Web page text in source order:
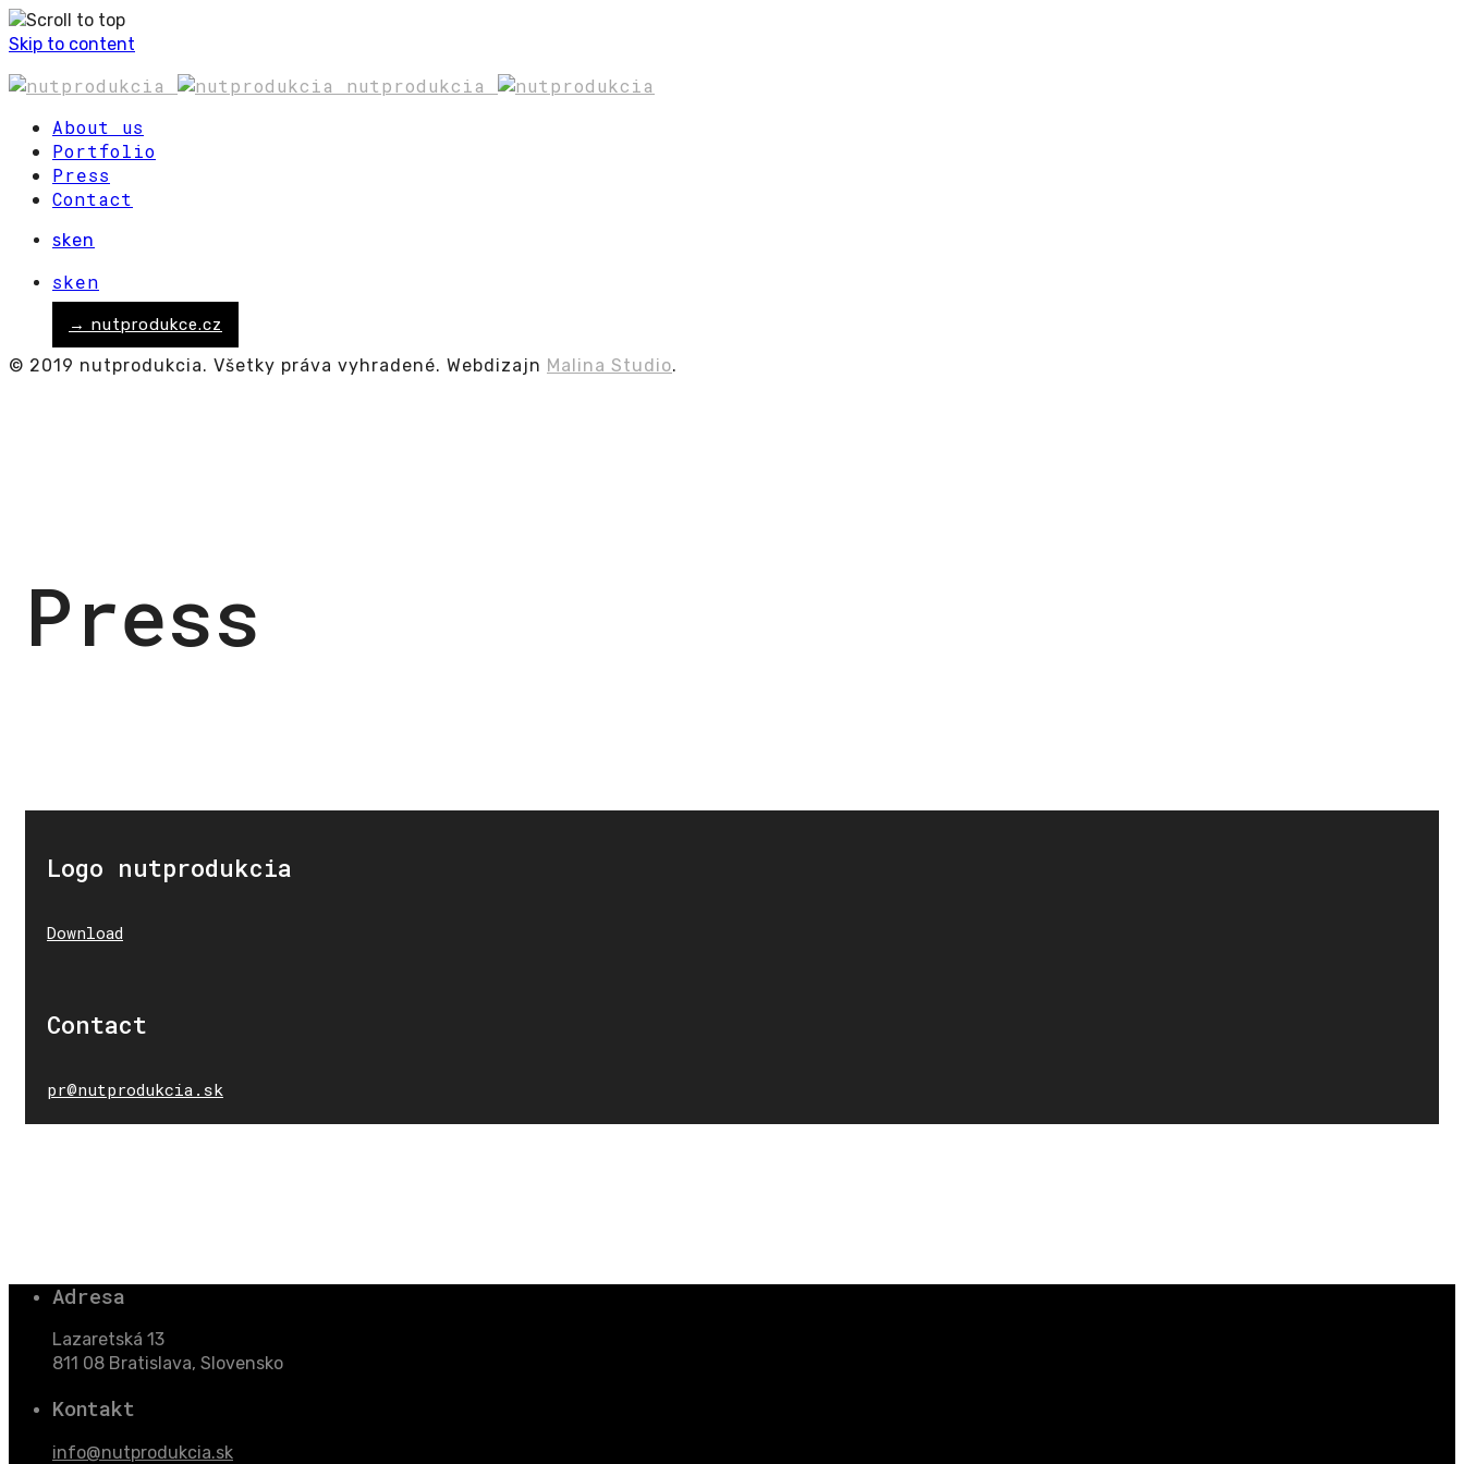
Skip to content
nutprodukcia
About us
Portfolio
Press
Contact
sken
sken
→ nutprodukce.cz
© 2019 nutprodukcia. Všetky práva vyhradené. Webdizajn Malina Studio.
Press
Logo nutprodukcia
Download
Contact
pr@nutprodukcia.sk
Adresa
Lazaretská 13
811 08 Bratislava, Slovensko
Kontakt
info@nutprodukcia.sk